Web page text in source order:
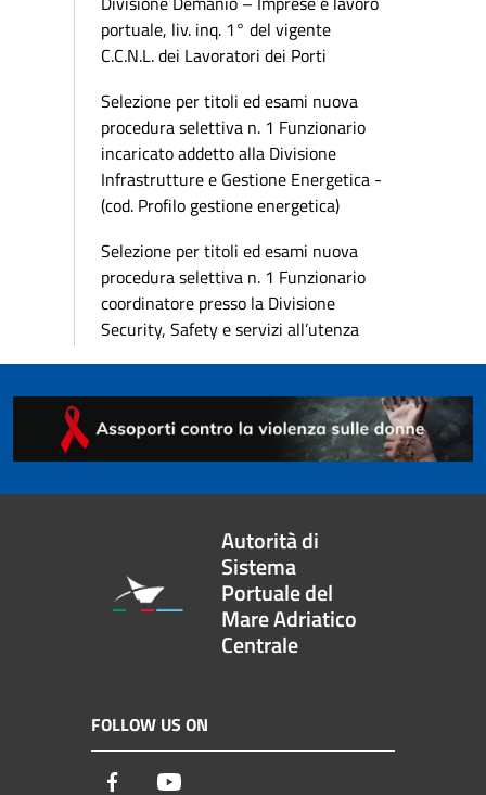
portuale, liv. inq. 1° del vigente
C.C.N.L. dei Lavoratori dei Porti
Selezione per titoli ed esami nuova
procedura selettiva n. 1 Funzionario
incaricato addetto alla Divisione
Infrastrutture e Gestione Energetica -
(cod. Profilo gestione energetica)
Selezione per titoli ed esami nuova
procedura selettiva n. 1 Funzionario
coordinatore presso la Divisione
Security, Safety e servizi all’utenza
Autorità di
Sistema
Portuale del
Mare Adriatico
Centrale
FOLLOW US ON
Facebook